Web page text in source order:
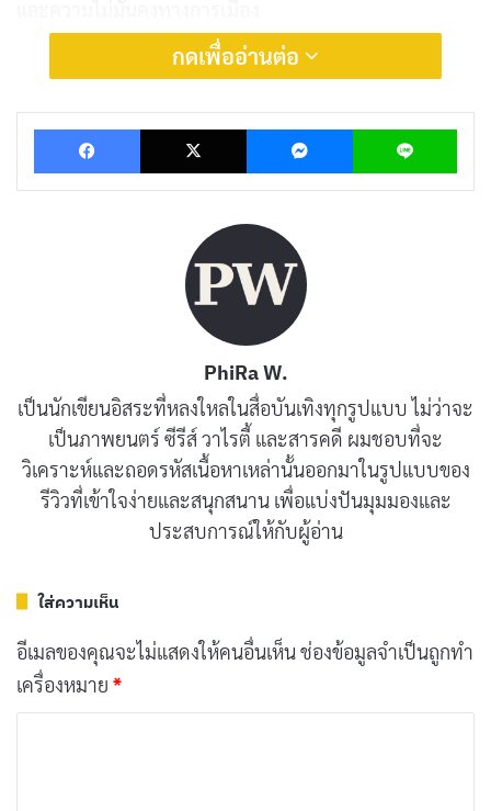
Reza Rahadianสวมบทบาทเป็นบีเจฮาบีบีได้อย่างน่า
ประทับใจ เขาถ่ายทอดความฉลาดหลักแหลม ความ
ทะเยอทะยาน และอารมณ์ขันของฮาบีบีได้อย่างเป็น
ธรรมชาติChelsea Islanผู้รับบท Ilona ก็แสดงได้อย่างยอด
เยี่ยม เธอสามารถถ่ายทอดความรักที่บริสุทธิ์ ความเข้มแข็ง
คนอื่น ๆ ก็ทำหน้าที่ได้อย่างดีเยี่ยม ช่วยเสริมสร้างความ
สมบูรณ์ให้กับเรื่องราว
โปรดักชัน
กดเพื่ออ่านต่อ
Facebook X Messenger Line
PhiRa W.
เป็นนักเขียนอิสระที่หลงใหลในสื่อบันเทิงทุกรูปแบบ ไม่ว่าจะ
เป็นภาพยนตร์ ซีรีส์ วาไรตี้ และสารคดี ผมชอบที่จะ
วิเคราะห์และถอดรหัสเนื้อหาเหล่านั้นออกมาในรูปแบบของ
รีวิวที่เข้าใจง่ายและสนุกสนาน เพื่อแบ่งปันมุมมองและ
ประสบการณ์ให้กับผู้อ่าน
ใส่ความเห็น
อีเมลของคุณจะไม่แสดงให้คนอื่นเห็น ช่องข้อมูลจำเป็นถูกทำ
เครื่องหมาย *